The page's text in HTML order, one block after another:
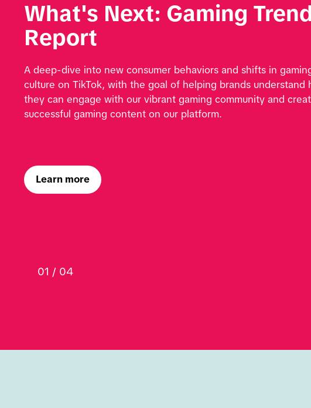
What's Next: Gaming
Report
A deep-dive into new consumer behaviors and shifts in
culture on TikTok, with the goal of helping brands understand
they can engage with our vibrant gaming community and
successful gaming content on our platform.
Learn more
01 / 04